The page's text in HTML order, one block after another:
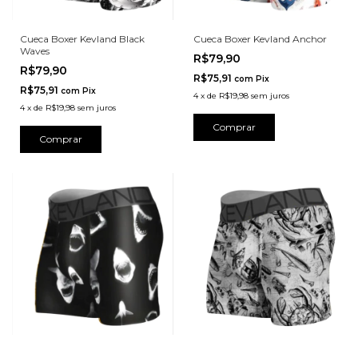
Cueca Boxer Kevland Black
Waves
R$79,90
R$75,91 com Pix
4 x de R$19,98 sem juros
Comprar
Cueca Boxer Kevland Anchor
R$79,90
R$75,91 com Pix
4 x de R$19,98 sem juros
Comprar